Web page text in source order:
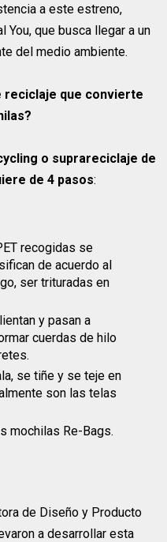
a este estreno,
You, que busca llegar a un
del medio ambiente.
reciclaje que convierte
o suprareciclaje de
de 4 pasos:
recogidas se
de acuerdo al
ser trituradas en
y pasan a
cuerdas de hilo
se tiñe y se teje en
son las telas
mochilas Re-Bags.
de Diseño y Producto
a desarrollar esta